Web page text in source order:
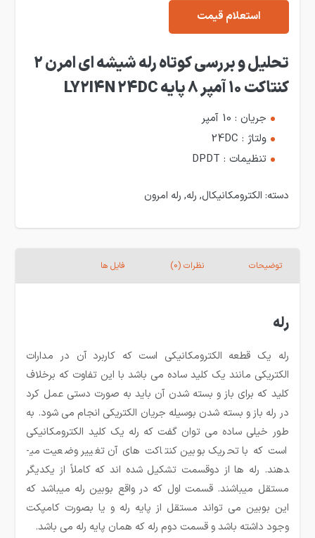
استعلام قیمت
تحلیل و بررسی کوتاه رله شیشه ای امرن 2
کنتاکت 10 آمپر 8 پایه LY2I4N 24DC
جریان : 10 آمپر
ولتاژ : 24DC
تنظیمات : DPDT
دسته: الکترومکانیکال, رله, رله امرون
توضیحات نظرات (0) فایل ها
رله
رله یک قطعه الکترومکانیکی است که کاربرد آن در مدارات
الکتریکی مانند یک کلید ساده می باشد با این تفاوت که برخلاف
کلید که برای باز و بسته شدن آن باید به صورت دستی عمل کرد
در رله باز و بسته شدن بوسیله جریان الکتریکی انجام می شود. به
طور خیلی ساده می ­توان گفت که رله یک کلید الکترومکانیکی
است که با تحریک بوبین کنتاکت های آن تغییر وضعیت می­
دهند. رله ها از دوقسمت تشکیل شده ­اند که کاملاً از یکدیگر
مستقل می­باشند. قسمت اول که در واقع بوبین رله می­باشد که
این بوبین می تواند مستقل از پایه رله و یا بصورت کامپکت
وجود داشته باشد و قسمت دوم رله که همان پایه رله می ­باشد.